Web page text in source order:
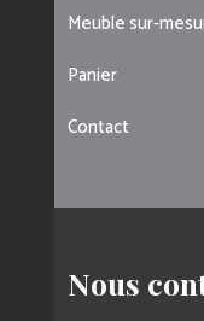
Meuble sur-
Panier
Contact
Nous